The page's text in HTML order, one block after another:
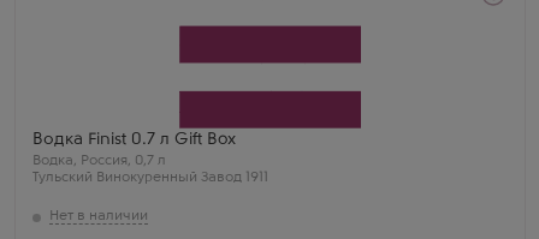
Водка Finist 0.7 л Gift Box
Водка, Россия, 0,7 л
Тульский Винокуренный Завод 1911
Регион
Тула